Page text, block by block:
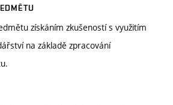
získáním zkušeností s využitím
na základě zpracování